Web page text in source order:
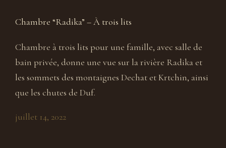
Chambre “Radika” – À trois lits
Chambre à trois lits pour une famille, avec salle de
bain privée, donne une vue sur la rivière Radika et
les sommets des montaignes Dechat et Krtchin, ainsi
que les chutes de Duf.
juillet 14, 2022